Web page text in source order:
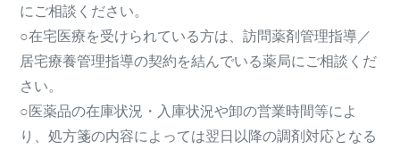
にご相談ください。
○在宅医療を受けられている方は、訪問薬剤管理指導／
居宅療養管理指導の契約を結んでいる薬局にご相談くだ
さい。
○医薬品の在庫状況・入庫状況や卸の営業時間等によ
り、処方箋の内容によっては翌日以降の調剤対応となる